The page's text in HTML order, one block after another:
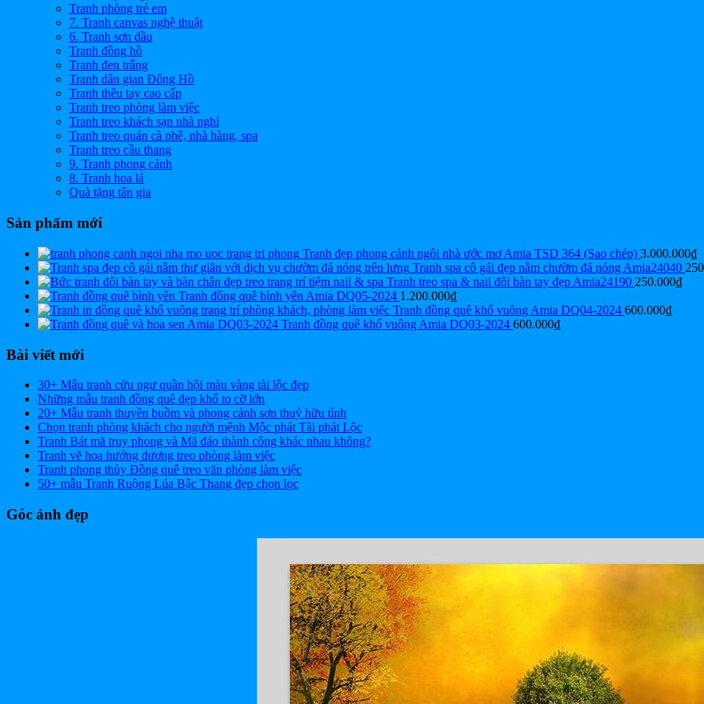
Tranh phòng trẻ em
7. Tranh canvas nghệ thuật
6. Tranh sơn dầu
Tranh đồng hồ
Tranh đen trắng
Tranh dân gian Đông Hồ
Tranh thêu tay cao cấp
Tranh treo phòng làm việc
Tranh treo khách sạn nhà nghỉ
Tranh treo quán cà phê, nhà hàng, spa
Tranh treo cầu thang
9. Tranh phong cảnh
8. Tranh hoa lá
Quà tặng tân gia
Sản phẩm mới
Tranh đẹp phong cảnh ngôi nhà ước mơ Amia TSD 364 (Sao chép) 3.000.000₫
Tranh spa cô gái đẹp nằm chườm đá nóng Amia24040
Tranh treo spa & nail đôi bàn tay đẹp Amia24190 250.000₫
Tranh đồng quê bình yên Amia DQ05-2024 1.200.000₫
Tranh đồng quê khổ vuông Amia DQ04-2024 600.000₫
Tranh đồng quê khổ vuông Amia DQ03-2024 600.000₫
Bài viết mới
30+ Mẫu tranh cửu ngư quần hội màu vàng tài lộc đẹp
Những mẫu tranh đồng quê đẹp khổ to cỡ lớn
20+ Mẫu tranh thuyền buồm và phong cảnh sơn thuỷ hữu tình
Chọn tranh phòng khách cho người mệnh Mộc phát Tài phát Lộc
Tranh Bát mã truy phong và Mã đáo thành công khác nhau không?
Tranh vẽ hoa hướng dương treo phòng làm việc
Tranh phong thủy Đồng quê treo văn phòng làm việc
50+ mẫu Tranh Ruộng Lúa Bậc Thang đẹp chọn lọc
Góc ảnh đẹp